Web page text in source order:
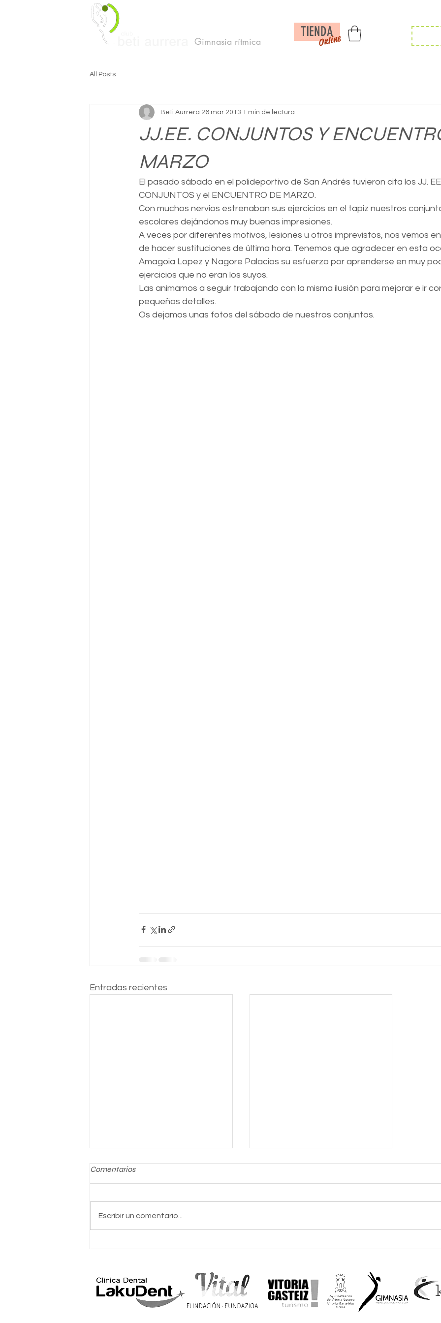
Gimnasia rítmica
TIENDA
Online
All Posts
JJ.EE. CONJUNTOS Y
MARZO
Beti Aurrera 26 mar 2013 1 min de lectura
El pasado sábado en el polideportivo de San Andrés tuvieron cita los JJ.
CONJUNTOS y el ENCUENTRO DE MARZO.
Con muchos nervios estrenaban sus ejercicios en el tapiz nuestros
escolares dejándonos muy buenas impresiones.
A veces por diferentes motivos, lesiones u otros imprevistos, nos vemos
de hacer sustituciones de última hora. Tenemos que agradecer en esta
Amagoia Lopez y Nagore Palacios su esfuerzo por aprenderse en muy
ejercicios que no eran los suyos.
Las animamos a seguir trabajando con la misma ilusión para mejorar e ir
pequeños detalles.
Os dejamos unas fotos del sábado de nuestros conjuntos.
Entradas recientes
GALA NAVIVIDAD FAG
Comentarios
Escribir un comentario...